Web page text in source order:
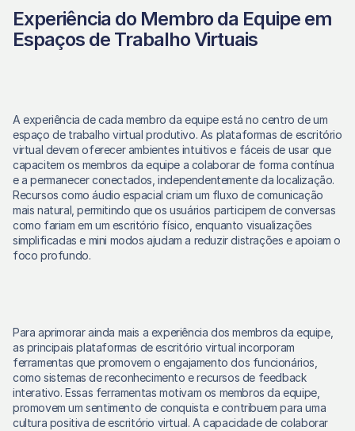
Experiência do Membro da Equipe em
Espaços de Trabalho Virtuais
A experiência de cada membro da equipe está no centro de um
espaço de trabalho virtual produtivo. As plataformas de escritório
virtual devem oferecer ambientes intuitivos e fáceis de usar que
capacitem os membros da equipe a colaborar de forma contínua
e a permanecer conectados, independentemente da localização.
Recursos como áudio espacial criam um fluxo de comunicação
mais natural, permitindo que os usuários participem de conversas
como fariam em um escritório físico, enquanto visualizações
simplificadas e mini modos ajudam a reduzir distrações e apoiam o
foco profundo.
Para aprimorar ainda mais a experiência dos membros da equipe,
as principais plataformas de escritório virtual incorporam
ferramentas que promovem o engajamento dos funcionários,
como sistemas de reconhecimento e recursos de feedback
interativo. Essas ferramentas motivam os membros da equipe,
promovem um sentimento de conquista e contribuem para uma
cultura positiva de escritório virtual. A capacidade de colaborar